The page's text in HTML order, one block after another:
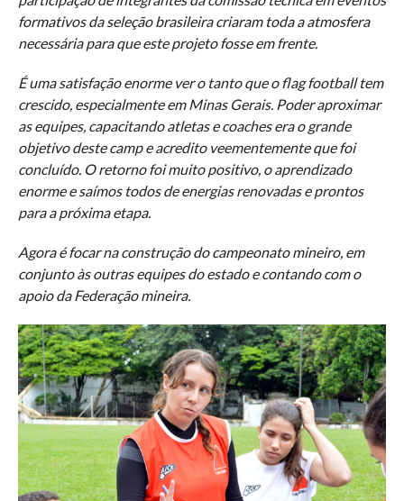
formativos da seleção brasileira criaram toda a atmosfera
necessária para que este projeto fosse em frente.
É uma satisfação enorme ver o tanto que o flag football tem
crescido, especialmente em Minas Gerais. Poder aproximar
as equipes, capacitando atletas e coaches era o grande
objetivo deste camp e acredito veementemente que foi
concluído. O retorno foi muito positivo, o aprendizado
enorme e saímos todos de energias renovadas e prontos
para a próxima etapa.
Agora é focar na construção do campeonato mineiro, em
conjunto às outras equipes do estado e contando com o
apoio da Federação mineira.